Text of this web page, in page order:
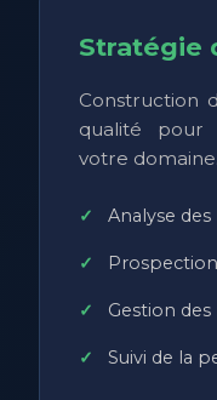
Stratégie
Construction
qualité pour
votre domaine.
Analyse
Gestion
Suivi de la